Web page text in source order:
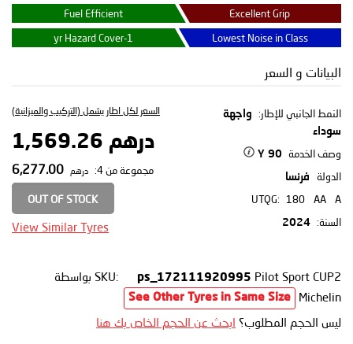
Excellent Grip
Fuel Efficient
Lowest Noise in Class
1-yr Hazard Cover
البيانات و السعر
النمط الجانبي للإطار:
واجهة
سوداء
وصف الخدمة 90 Y
الدولة فرنسا
UTQG: 180 AA
A
السنة: 2024
السعر لكل اطار يشمل (التركيب والميزانية)
درهم 1,569.26
مجموعة من 4: درهم
OUT OF STOCK
View Similar Tyres
SKU: ps_172111920995 Pilot Sport CUP2
بواسطة
Michelin
See Other Tyres in Same Size
ليس الحجم المطلوب؟ ابحث عن الحجم الخاص بك هنا